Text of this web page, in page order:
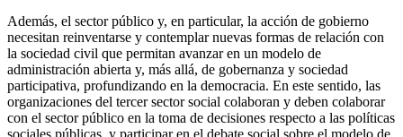
Además, el sector público y, en particular, la acción de gobierno
necesitan reinventarse y contemplar nuevas formas de relación con
la sociedad civil que permitan avanzar en un modelo de
administración abierta y, más allá, de gobernanza y sociedad
participativa, profundizando en la democracia. En este sentido, las
organizaciones del tercer sector social colaboran y deben colaborar
con el sector público en la toma de decisiones respecto a las políticas
sociales públicas, y participar en el debate social sobre el modelo de